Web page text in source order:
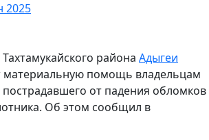
2025
Тахтамукайского района Адыгеи
материальную помощь владельцам
от падения обломков
Об этом сообщил в